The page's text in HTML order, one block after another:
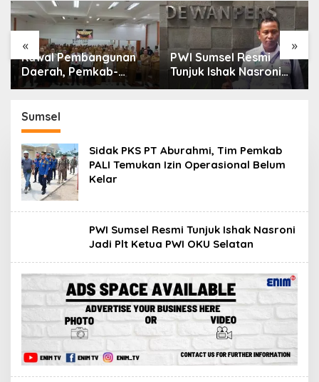
« »
Kawal Pembangunan
Daerah, Pemkab-
Kejari Muara Enim
Pendampingan Hukum
PWI Sumsel Resmi
Tunjuk Ishak Nasroni
Jadi Plt Ketua PWI
Sumsel
Sidak PKS PT Aburahmi, Tim Pemkab
PALI Temukan Izin Operasional Belum
Kelar
PWI Sumsel Resmi Tunjuk Ishak Nasroni
Jadi Plt Ketua PWI OKU Selatan